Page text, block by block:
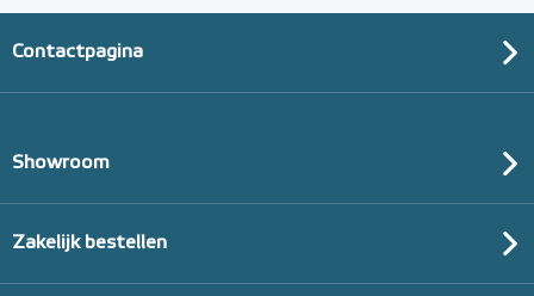
Contactpagina
Showroom
Zakelijk bestellen